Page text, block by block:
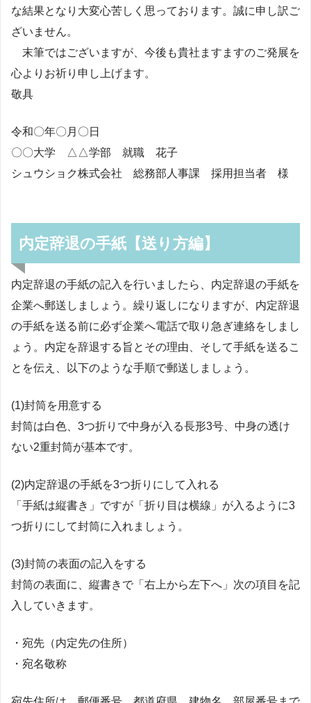
な結果となり大変心苦しく思っております。誠に申し訳ご
ざいません。
末筆ではございますが、今後も貴社ますますのご発展を
心よりお祈り申し上げます。
敬具
令和〇年〇月〇日
〇〇大学 △△学部 就職 花子
シュウショク株式会社 総務部人事課 採用担当者 様
内定辞退の手紙【送り方編】
内定辞退の手紙の記入を行いましたら、内定辞退の手紙を
企業へ郵送しましょう。繰り返しになりますが、内定辞退
の手紙を送る前に必ず企業へ電話で取り急ぎ連絡をしまし
ょう。内定を辞退する旨とその理由、そして手紙を送るこ
とを伝え、以下のような手順で郵送しましょう。
(1)封筒を用意する
封筒は白色、3つ折りで中身が入る長形3号、中身の透け
ない2重封筒が基本です。
(2)内定辞退の手紙を3つ折りにして入れる
「手紙は縦書き」ですが「折り目は横線」が入るように3
つ折りにして封筒に入れましょう。
(3)封筒の表面の記入をする
封筒の表面に、縦書きで「右上から左下へ」次の項目を記
入していきます。
・宛先（内定先の住所）
・宛名敬称